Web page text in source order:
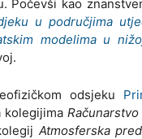
Počevši kao
u područjima
modelima u
odsjeku
kolegijima
Atmosferska